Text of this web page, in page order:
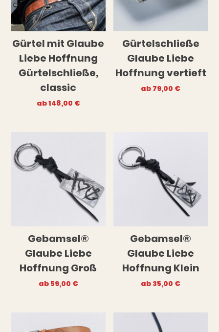
Gürtel mit Glaube
Liebe Hoffnung
Gürtelschließe,
classic
ab148,00 €
Gürtelschließe
Glaube Liebe
Hoffnung vertieft
ab 79,00 €
Gebamsel®
Glaube Liebe
Hoffnung Groß
ab 59,00 €
Gebamsel®
Glaube Liebe
Hoffnung Klein
ab 35,00 €